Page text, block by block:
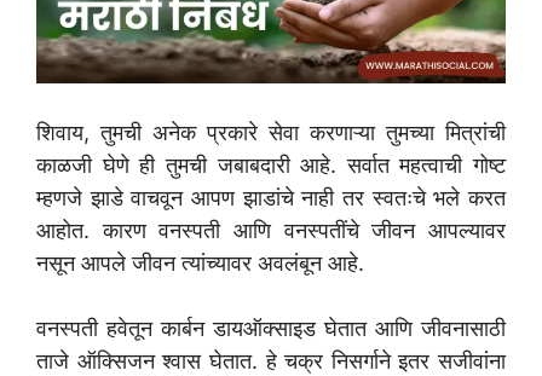
शिवाय, तुमची अनेक प्रकारे सेवा करणाऱ्या तुमच्या मित्रांची
काळजी घेणे ही तुमची जबाबदारी आहे. सर्वात महत्वाची गोष्ट
म्हणजे झाडे वाचवून आपण झाडांचे नाही तर स्वतःचे भले करत
आहोत. कारण वनस्पती आणि वनस्पतींचे जीवन आपल्यावर
नसून आपले जीवन त्यांच्यावर अवलंबून आहे.
वनस्पती हवेतून कार्बन डायऑक्साइड घेतात आणि जीवनासाठी
ताजे ऑक्सिजन श्वास घेतात. हे चक्र निसर्गाने इतर सजीवांना